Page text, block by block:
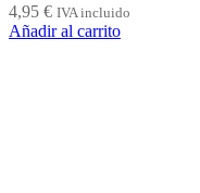
4,95 € IVA incluido
Añadir al carrito